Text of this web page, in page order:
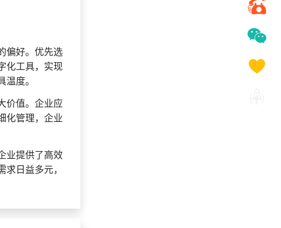
偏好。优先选
化工具，实现
度。
价值。企业应
化管理，企业
业提供了高效
日益多元，